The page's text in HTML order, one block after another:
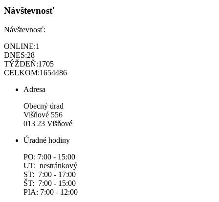
Návštevnosť
Návštevnosť:
ONLINE:1
DNES:28
TÝŽDEŇ:1705
CELKOM:1654486
Adresa
Obecný úrad
Višňové 556
013 23 Višňové
Úradné hodiny
PO: 7:00 - 15:00
UT: nestránkový
ST: 7:00 - 17:00
ŠT: 7:00 - 15:00
PIA: 7:00 - 12:00